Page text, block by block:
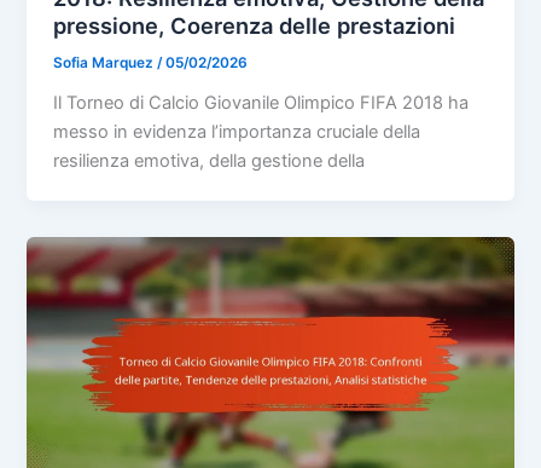
pressione, Coerenza delle prestazioni
Sofia Marquez /05/02/2026
Il Torneo di Calcio Giovanile Olimpico FIFA 2018 ha
messo in evidenza l’importanza cruciale della
resilienza emotiva, della gestione della